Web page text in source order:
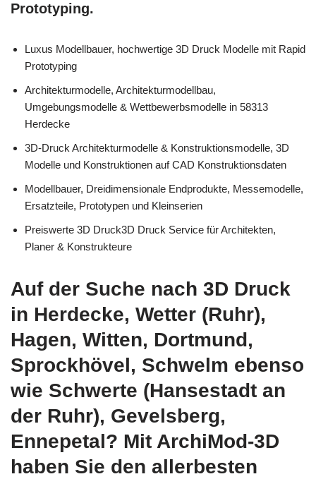
Prototyping.
Luxus Modellbauer, hochwertige 3D Druck Modelle mit Rapid
Prototyping
Architekturmodelle, Architekturmodellbau,
Umgebungsmodelle & Wettbewerbsmodelle in 58313
Herdecke
3D-Druck Architekturmodelle & Konstruktionsmodelle, 3D
Modelle und Konstruktionen auf CAD Konstruktionsdaten
Modellbauer, Dreidimensionale Endprodukte, Messemodelle,
Ersatzteile, Prototypen und Kleinserien
Preiswerte 3D Druck3D Druck Service für Architekten,
Planer & Konstrukteure
Auf der Suche nach 3D Druck
in Herdecke, Wetter (Ruhr),
Hagen, Witten, Dortmund,
Sprockhövel, Schwelm ebenso
wie Schwerte (Hansestadt an
der Ruhr), Gevelsberg,
Ennepetal? Mit ArchiMod-3D
haben Sie den allerbesten